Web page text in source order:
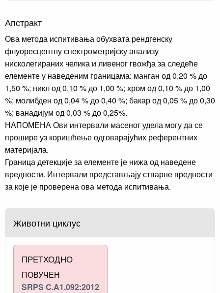
Апстракт
Ова метода испитивања обухвата рендгенску
флуоресцентну спектрометријску анализу
нисколегираних челика и ливеног гвожђа за следеће
елементе у наведеним границама: манган од 0,20 % до
1,50 %; никл од 0,10 % до 1,00 %; хром од 0,10 % до 1,00
%; молибден од 0,04 % до 0,40 %; бакар од 0,05 % до 0,30
%; ванадијум од 0,03 % до 0,25%.
НАПОМЕНА Ови интервали масеног удела могу да се
прошире уз коришћење одговарајућих референтних
материјала.
Граница детекције за елементе је нижа од наведене
вредности. Интервали представљају стварне вредности
за које је проверена ова метода испитивања.
Животни циклус
ПРЕТХОДНО
ПОВУЧЕН
SRPS C.A1.092:2012